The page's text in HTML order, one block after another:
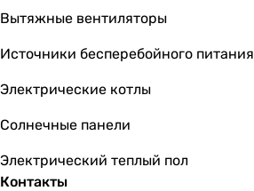
Вытяжные вентиляторы
Источники бесперебойного питания
Электрические котлы
Солнечные панели
Электрический теплый пол
Контакты